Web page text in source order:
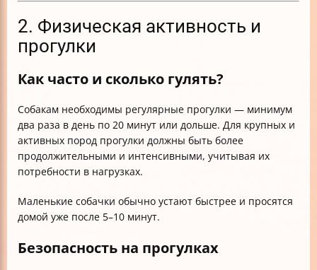
2. Физическая активность и
прогулки
Как часто и сколько гулять?
Собакам необходимы регулярные прогулки — минимум
два раза в день по 20 минут или дольше. Для крупных и
активных пород прогулки должны быть более
продолжительными и интенсивными, учитывая их
потребности в нагрузках.
Маленькие собачки обычно устают быстрее и просятся
домой уже после 5–10 минут.
Безопасность на прогулках